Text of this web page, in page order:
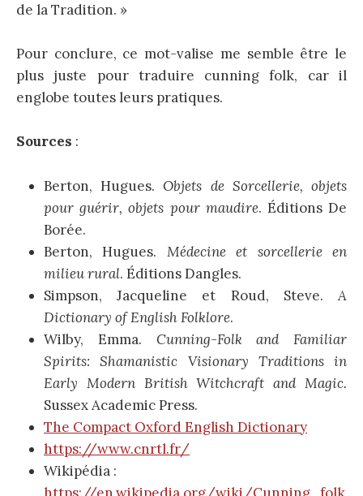
de la Tradition. »
Pour conclure, ce mot-valise me semble être le
plus juste pour traduire cunning folk, car il
englobe toutes leurs pratiques.
Sources :
Berton, Hugues.Objets de Sorcellerie, objets
pour guérir, objets pour maudire. Éditions De
Borée.
Berton, Hugues. Médecine et sorcellerie en
milieu rural. Éditions Dangles.
Simpson, Jacqueline et Roud, Steve.A
Dictionary of English Folklore.
Wilby, Emma. Cunning-Folk and Familiar
Spirits: Shamanistic Visionary Traditions in
Early Modern British Witchcraft and Magic.
Sussex Academic Press.
The Compact Oxford English Dictionary
https://www.cnrtl.fr/
Wikipédia :